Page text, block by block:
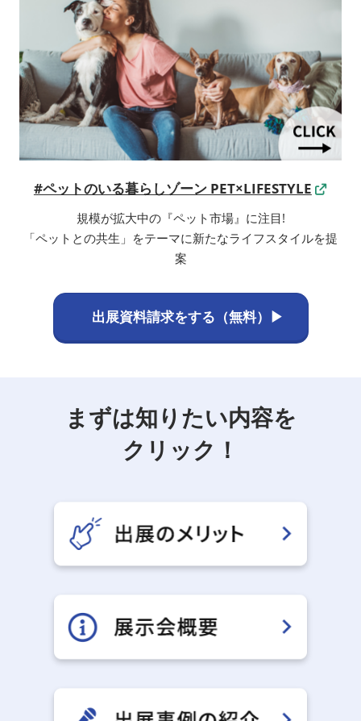
#ペットのいる暮らしゾーン PET×LIFESTYLE
規模が拡大中の『ペット市場』に注目!
「ペットとの共生」をテーマに新たなライフスタイルを提
案
出展資料請求をする（無料）▶
まずは知りたい内容を
クリック！